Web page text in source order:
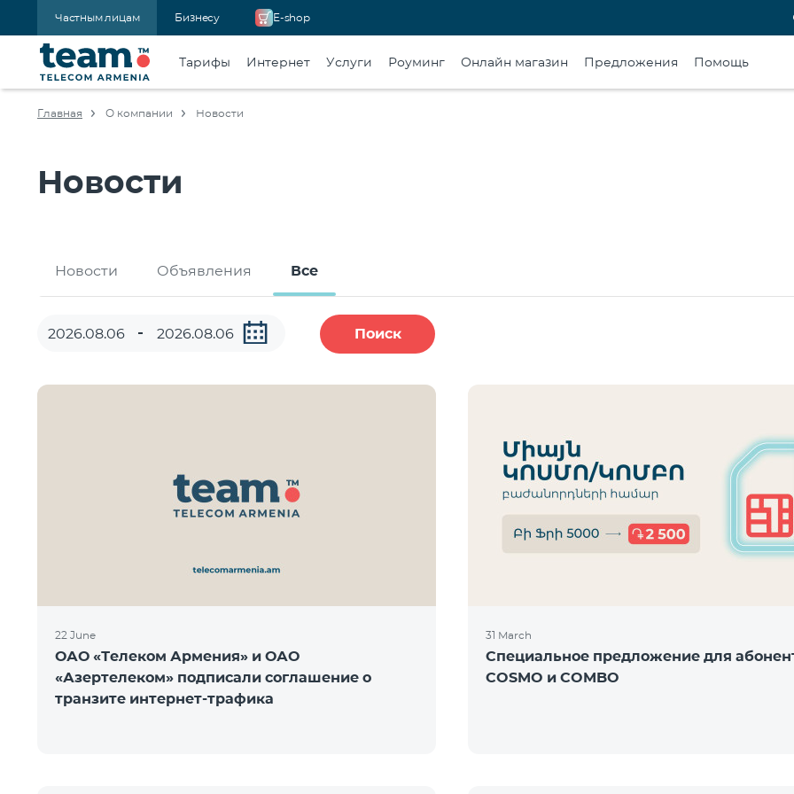
Частным лицам Бизнесу E-shop
Тарифы Интернет Услуги Роуминг Онлайн магазин Предложения Помощь
Главная О компании Новости
Новости
Новости Объявления Все
Поиск
22 June
ОАО «Телеком Армения» и ОАО
«Азертелеком» подписали соглашение о
транзите интернет-трафика
31 March
Специальное предложение для
COSMO и COMBO